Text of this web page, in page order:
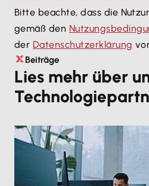
Bitte beachte, dass die
gemäß den
der Datenschutzerklärung
Beiträge
Lies mehr über